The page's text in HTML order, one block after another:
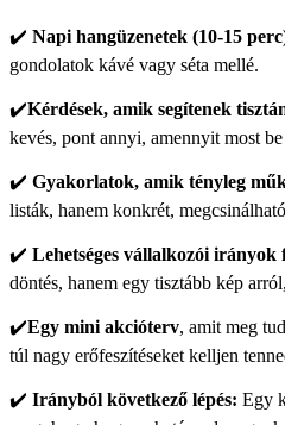
✔️ Napi hangüzenetek (10-15
gondolatok kávé vagy séta mellé.
✔️Kérdések, amik segítenek
kevés, pont annyi, amennyit most
✔️ Gyakorlatok, amik tényleg
listák, hanem konkrét,
✔️ Lehetséges vállalkozói irányok
döntés, hanem egy tisztább kép
✔️Egy mini akcióterv, amit meg
túl nagy erőfeszítéseket kelljen
✔️ Irányból következő lépés: Egy